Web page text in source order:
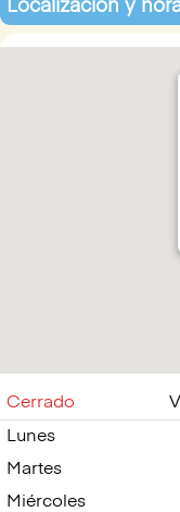
Localización y
Cerrado
Lunes
Martes
Miércoles